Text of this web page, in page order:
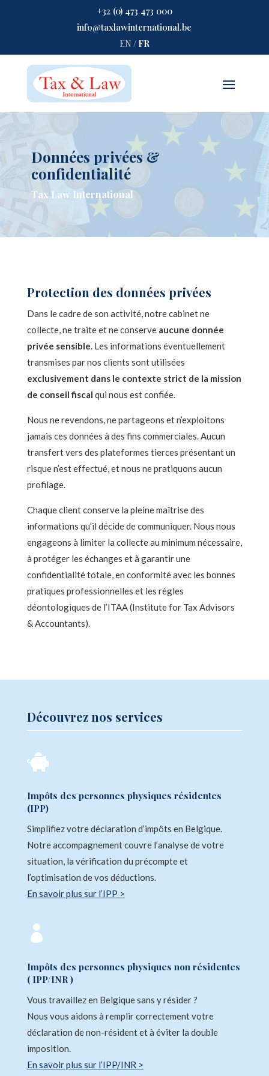
+32 (0) 473 473 000
info@taxlawinternational.be
EN / FR
Données privées &
confidentialité
Tax Law International
Protection des données privées
Dans le cadre de son activité, notre cabinet ne
collecte, ne traite et ne conserve aucune donnée
privée sensible. Les informations éventuellement
transmises par nos clients sont utilisées
exclusivement dans le contexte strict de la mission
de conseil fiscal qui nous est confiée.
Nous ne revendons, ne partageons et n’exploitons
jamais ces données à des fins commerciales. Aucun
transfert vers des plateformes tierces présentant un
risque n’est effectué, et nous ne pratiquons aucun
profilage.
Chaque client conserve la pleine maîtrise des
informations qu’il décide de communiquer. Nous nous
engageons à limiter la collecte au minimum nécessaire,
à protéger les échanges et à garantir une
confidentialité totale, en conformité avec les bonnes
pratiques professionnelles et les règles
déontologiques de l’ITAA (Institute for Tax Advisors
& Accountants).
Découvrez nos services

Impôts des personnes physiques résidentes
(IPP)
Simplifiez votre déclaration d’impôts en Belgique.
Notre accompagnement couvre l’analyse de votre
situation, la vérification du précompte et
l’optimisation de vos déductions.
En savoir plus sur l’IPP >

Impôts des personnes physiques non résidentes
( IPP/INR )
Vous travaillez en Belgique sans y résider ?
Nous vous aidons à remplir correctement votre
déclaration de non-résident et à éviter la double
imposition.
En savoir plus sur l’IPP/INR >